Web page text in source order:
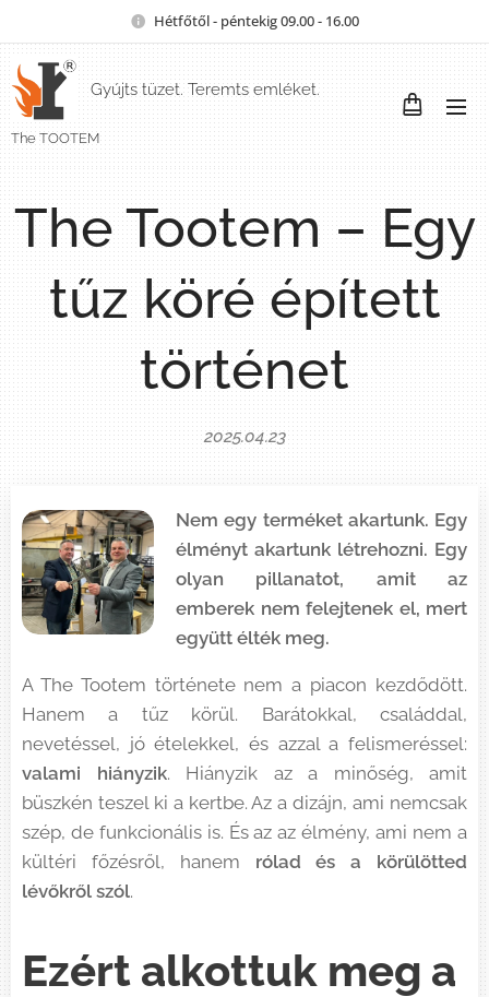
Hétfőtől - péntekig 09.00 - 16.00
Gyújts tüzet. Teremts emléket.
The TOOTEM
The Tootem – Egy
tűz köré épített
történet
2025.04.23
Nem egy terméket akartunk. Egy
élményt akartunk létrehozni. Egy
olyan pillanatot, amit az
emberek nem felejtenek el, mert
együtt élték meg.
A The Tootem története nem a piacon kezdődött.
Hanem a tűz körül. Barátokkal, családdal,
nevetéssel, jó ételekkel, és azzal a felismeréssel:
valami hiányzik. Hiányzik az a minőség, amit
büszkén teszel ki a kertbe. Az a dizájn, ami nemcsak
szép, de funkcionális is. És az az élmény, ami nem a
kültéri főzésről, hanem rólad és a körülötted
lévőkről szól.
Ezért alkottuk meg a